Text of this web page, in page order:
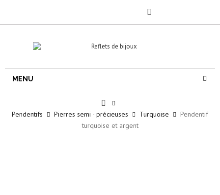
MENU
Pendentifs Pierres semi - précieuses Turquoise
Pendentif
turquoise et argent